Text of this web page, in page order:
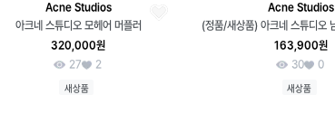
Acne Studios
아크네 스튜디오 모헤어 머플러
320,000원
27
2
새상품
Acne Studios
163,900원
30
0
새상품